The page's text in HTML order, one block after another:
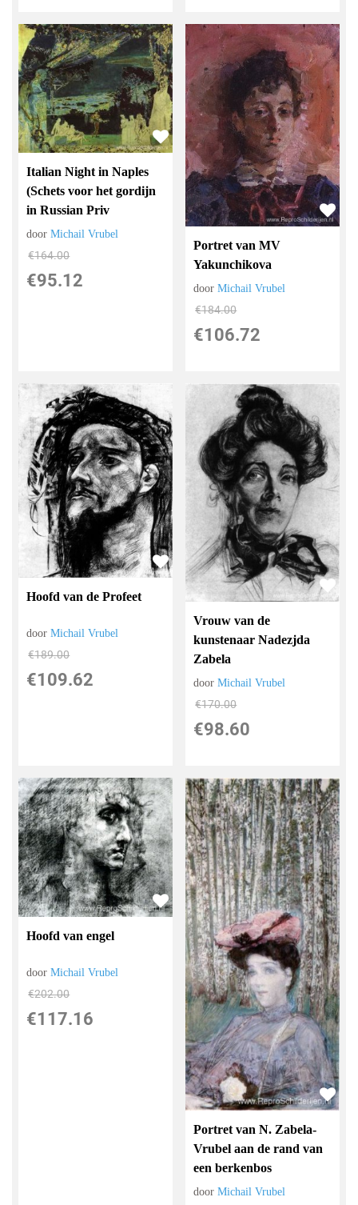
Italian Night in Naples
(Schets voor het gordijn
in Russian Priv
doorMichail Vrubel
€164.00
€95.12
Portret van MV
Yakunchikova
doorMichail Vrubel
€184.00
€106.72
Hoofd van de Profeet
doorMichail Vrubel
€189.00
€109.62
Vrouw van de
kunstenaar Nadezjda
Zabela
doorMichail Vrubel
€170.00
€98.60
Hoofd van engel
doorMichail Vrubel
€202.00
€117.16
Portret van N. Zabela-
Vrubel aan de rand van
een berkenbos
doorMichail Vrubel